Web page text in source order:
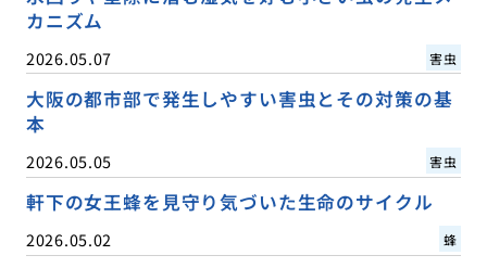
カニズム
2026.05.07 害虫
大阪の都市部で発生しやすい害虫とその対策の基
本
2026.05.05 害虫
軒下の女王蜂を見守り気づいた生命のサイクル
2026.05.02 蜂